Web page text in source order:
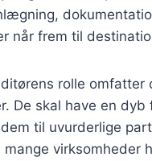
når frem til
rolle
De skal have en
til uvurderlige
mange virksomheder